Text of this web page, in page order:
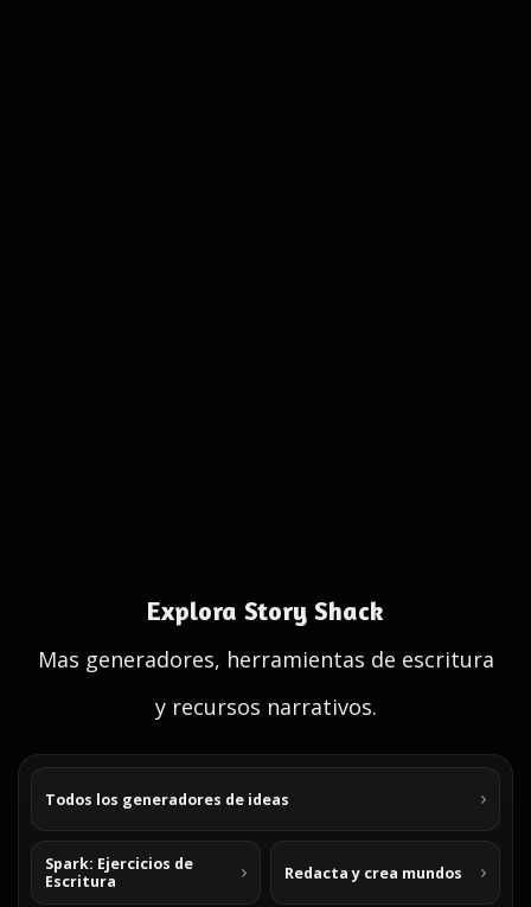
Explora Story Shack
Mas generadores, herramientas de escritura
y recursos narrativos.
Todos los generadores de ideas
Spark: Ejercicios de
Escritura
Redacta y crea mundos